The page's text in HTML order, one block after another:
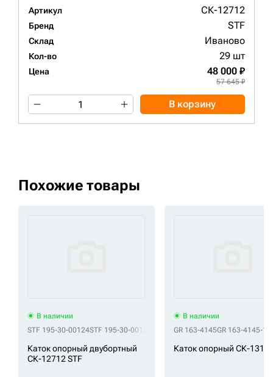
Артикул СК-12712
Бренд STF
Склад Иваново
Кол-во 29 шт
Цена 48 000 ₽
57 645 ₽
В корзину
Похожие товары
В наличии
STF 195-30-00124STF 195-30-00125 STF 195-30-00126STF 195-30-
Каток опорный двубортный
СК-12712 STF
В наличии
GR 163-4145GR 163-4145-1
Каток опорный СК-